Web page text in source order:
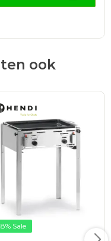
ook
Sale